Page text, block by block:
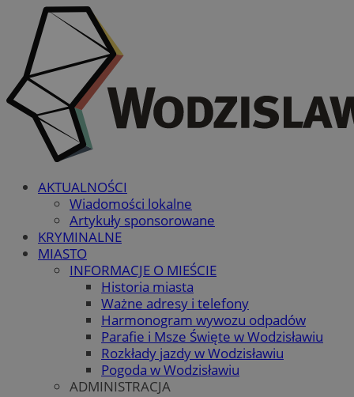
AKTUALNOŚCI
Wiadomości lokalne
Artykuły sponsorowane
KRYMINALNE
MIASTO
INFORMACJE O MIEŚCIE
Historia miasta
Ważne adresy i telefony
Harmonogram wywozu odpadów
Parafie i Msze Święte w Wodzisławiu
Rozkłady jazdy w Wodzisławiu
Pogoda w Wodzisławiu
ADMINISTRACJA